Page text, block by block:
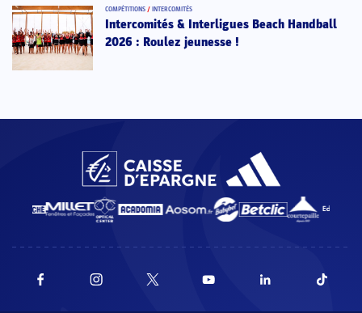
COMPÉTITIONS / INTERCOMITÉS
Intercomités & Interligues Beach Handball
2026 : Roulez jeunesse !